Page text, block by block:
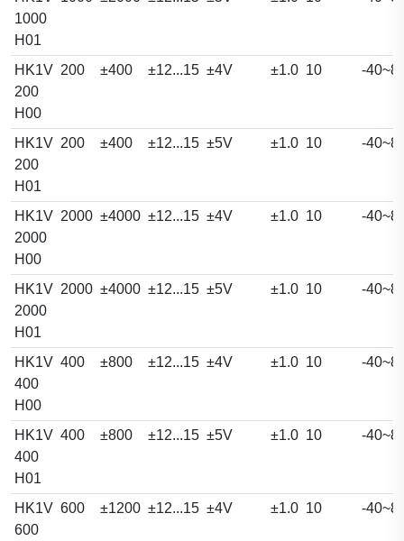
1000
H01
HK1V
200
H00
200 ±400 ±12...15 ±4V ±1.0 10 -
HK1V
200
H01
200 ±400 ±12...15 ±5V ±1.0 10 -
HK1V
2000
H00
2000 ±4000 ±12...15 ±4V ±1.0 10 -
HK1V
2000
H01
2000 ±4000 ±12...15 ±5V ±1.0 10 -
HK1V
400
H00
400 ±800 ±12...15 ±4V ±1.0 10 -
HK1V
400
H01
400 ±800 ±12...15 ±5V ±1.0 10 -
HK1V
600
600 ±1200 ±12...15 ±4V ±1.0 10 -